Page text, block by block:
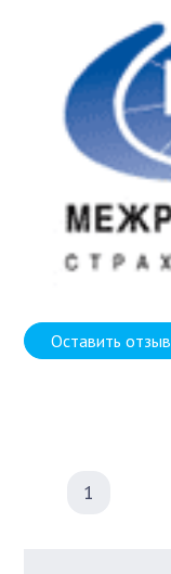
Оставить отзыв
1